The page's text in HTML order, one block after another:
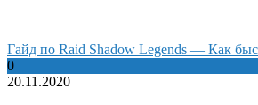
Гайд по Raid Shadow Legends — Как
0
20.11.2020